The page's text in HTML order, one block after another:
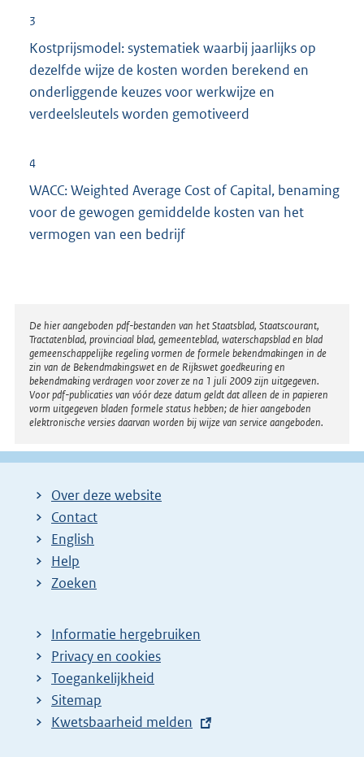
i
n
k
3
Kostprijsmodel: systematiek waarbij jaarlijks op
dezelfde wijze de kosten worden berekend en
onderliggende keuzes voor werkwijze en
verdeelsleutels worden gemotiveerd
4
WACC: Weighted Average Cost of Capital, benaming
voor de gewogen gemiddelde kosten van het
vermogen van een bedrijf
Disclaimer
De hier aangeboden pdf-bestanden van het Staatsblad, Staatscourant,
Tractatenblad, provinciaal blad, gemeenteblad, waterschapsblad en blad
gemeenschappelijke regeling vormen de formele bekendmakingen in de
zin van de Bekendmakingswet en de Rijkswet goedkeuring en
bekendmaking verdragen voor zover ze na 1 juli 2009 zijn uitgegeven.
Voor pdf-publicaties van vóór deze datum geldt dat alleen de in papieren
vorm uitgegeven bladen formele status hebben; de hier aangeboden
elektronische versies daarvan worden bij wijze van service aangeboden.
Over deze website
Contact
English
Help
Zoeken
Informatie hergebruiken
Privacy en cookies
Toegankelijkheid
Sitemap
E
Kwetsbaarheid melden